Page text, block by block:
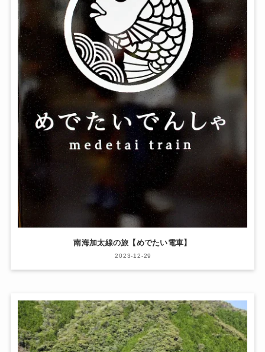
南海加太線の旅【めでたい電車】
2023-12-29